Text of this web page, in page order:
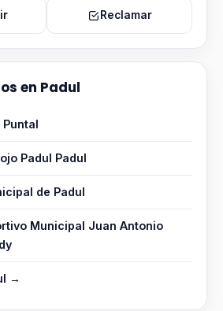
Reclamar
en Padul
Puntal
Padul Padul
de Padul
Municipal Juan Antonio
→